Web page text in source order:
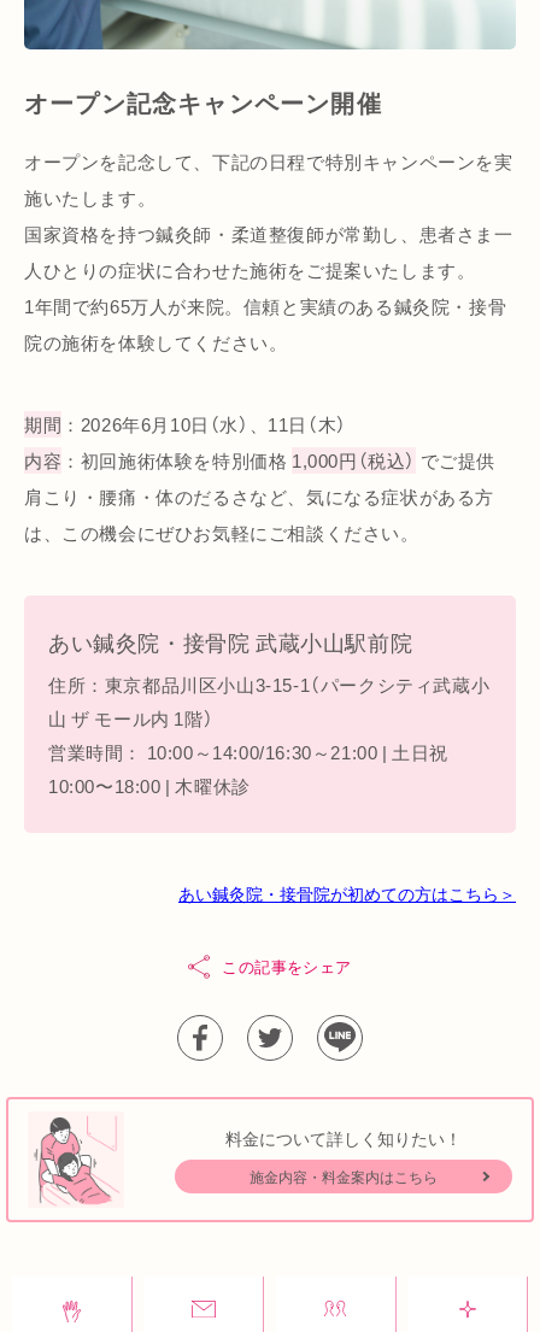
オープン記念キャンペーン開催
オープンを記念して、下記の日程で特別キャンペーンを実
施いたします。
国家資格を持つ鍼灸師・柔道整復師が常勤し、患者さま一
人ひとりの症状に合わせた施術をご提案いたします。
1年間で約65万人が来院。信頼と実績のある鍼灸院・接骨
院の施術を体験してください。
期間 ：2026年6月10日（水）、11日（木）
内容 ：初回施術体験を特別価格 1,000円（税込） でご提供
肩こり・腰痛・体のだるさなど、気になる症状がある方
は、この機会にぜひお気軽にご相談ください。
あい鍼灸院・接骨院 武蔵小山駅前院
住所：東京都品川区小山3-15-1（パークシティ武蔵小
山 ザ モール内 1階）
営業時間： 10:00～14:00/16:30～21:00 | 土日祝
10:00〜18:00 | 木曜休診
あい鍼灸院・接骨院が初めての方はこちら＞
この記事をシェア
料金について詳しく知りたい！
施金内容・料金案内はこちら